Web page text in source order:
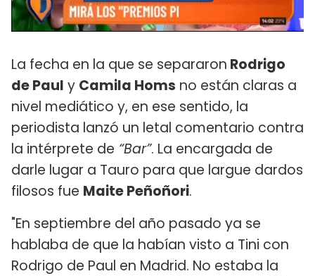
La fecha en la que se separaron Rodrigo
de Paul y Camila Homs no están claras a
nivel mediático y, en ese sentido, la
periodista lanzó un letal comentario contra
la intérprete de “Bar”. La encargada de
darle lugar a Tauro para que largue dardos
filosos fue Maite Peñoñori.
"En septiembre del año pasado ya se
hablaba de que la habían visto a Tini con
Rodrigo de Paul en Madrid. No estaba la